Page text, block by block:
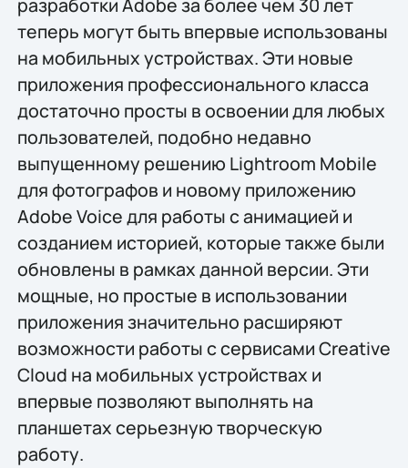
разработки Adobe за более чем 30 лет
теперь могут быть впервые использованы
на мобильных устройствах. Эти новые
приложения профессионального класса
достаточно просты в освоении для любых
пользователей, подобно недавно
выпущенному решению Lightroom Mobile
для фотографов и новому приложению
Adobe Voice для работы с анимацией и
созданием историей, которые также были
обновлены в рамках данной версии. Эти
мощные, но простые в использовании
приложения значительно расширяют
возможности работы с сервисами Creative
Cloud на мобильных устройствах и
впервые позволяют выполнять на
планшетах серьезную творческую
работу.